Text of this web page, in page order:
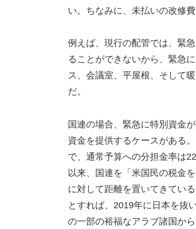
い。ちなみに、未払いの改修
例えば、現行の配管では、緊
ることができないから、緊急
ス、会議室、平屋根、そして
だ。
国連の場合、緊急に特別資金
資金を提供するケースがある
で、通常予算への分担金率は
以来、国連を「米国民の税金
に対して距離を置いてきてい
とすれば、2019年に日本を抜
の一部の裕福なアラブ諸国から